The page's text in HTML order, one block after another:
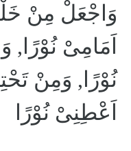
وَاجْعَلْ مِنْ
اَمَامِىْ
نُوْرًا, وَمِنْ
اَعْطِنِىْ نُوْرًا